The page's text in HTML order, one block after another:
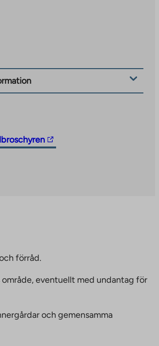
förråd.
eventuellt med undantag för
och gemensamma